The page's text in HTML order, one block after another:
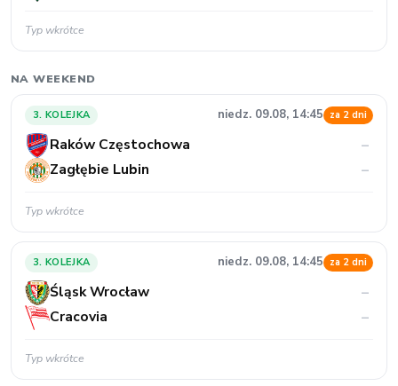
Typ wkrótce
NA WEEKEND
3. KOLEJKA niedz. 09.08, 14:45 za 2 dni
Raków Częstochowa
–
Zagłębie Lubin
–
Typ wkrótce
3. KOLEJKA niedz. 09.08, 14:45 za 2 dni
Śląsk Wrocław
–
Cracovia
–
Typ wkrótce